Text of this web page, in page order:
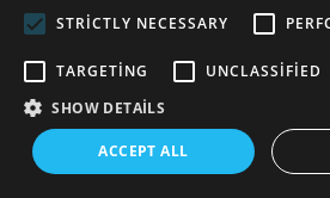
Telif hakkı © 2025 Shenzhen Thincen
www.thincen.com | Site Haritası
STRICTLY NECESSARY
TARGETING
UNCLASSIFIED
SHOW DETAILS
ACCEPT ALL